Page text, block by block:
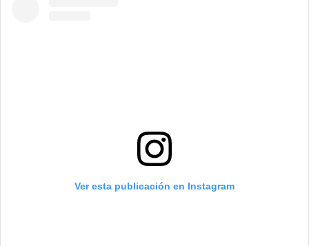
Ver esta publicación en Instagram